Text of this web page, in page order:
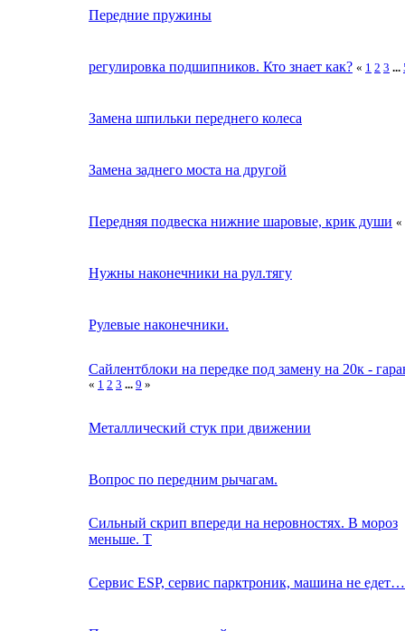
Передние пружины
регулировка подшипников. Кто знает как? « 1 2 3 ...
Замена шпильки переднего колеса
Замена заднего моста на другой
Передняя подвеска нижние шаровые, крик души «
Нужны наконечники на рул.тягу
Рулевые наконечники.
Сайлентблоки на передке под замену на 20к -
« 1 2 3 ... 9 »
Металлический стук при движении
Вопрос по передним рычагам.
Сильный скрип впереди на неровностях. В мороз
меньше. Т
Сервис ESP, сервис парктроник, машина не едет…